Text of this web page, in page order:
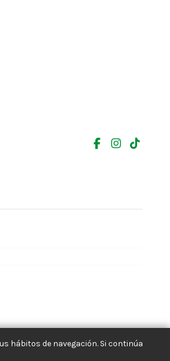
hábitos de navegación. Si continúa